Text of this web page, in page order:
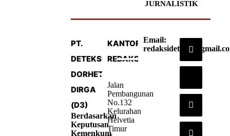
JURNALISTIK
PT.
DETEKSI
DORHETA
DIRGA
(D3)
Berdasarkan
Keputusan
Kemenkum
KANTOR
REDAKSI
Jalan
Pembangunan
No.132
Kelurahan
Helvetia
Timur
Email: